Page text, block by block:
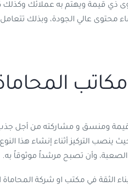
قيمة ويهتم به عملائك وكذلك
محتوى عالي الجودة، وبذلك
ومنسق و مشاركته من أجل
ينصب التركيز أثناء إنشاء هذا
وأن تصبح مرشداً موثوقاً به.
الثقة في مكتب او شركة المحاماة